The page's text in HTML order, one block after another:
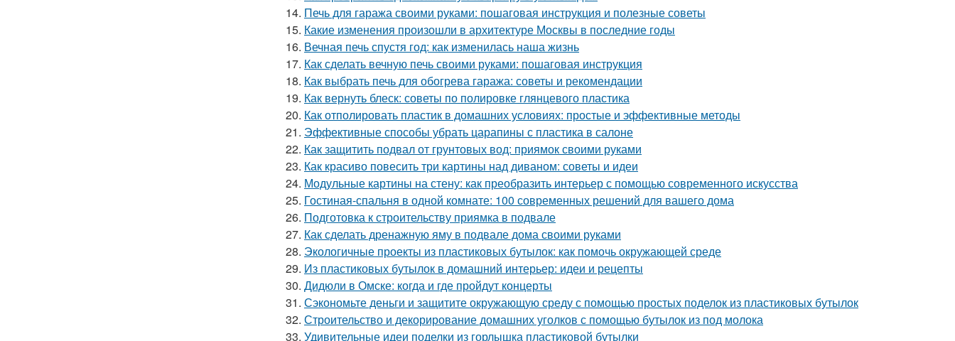
14. Печь для гаража своими руками: пошаговая инструкция и полезные советы
15. Какие изменения произошли в архитектуре Москвы в последние годы
16. Вечная печь спустя год: как изменилась наша жизнь
17. Как сделать вечную печь своими руками: пошаговая инструкция
18. Как выбрать печь для обогрева гаража: советы и рекомендации
19. Как вернуть блеск: советы по полировке глянцевого пластика
20. Как отполировать пластик в домашних условиях: простые и эффективные методы
21. Эффективные способы убрать царапины с пластика в салоне
22. Как защитить подвал от грунтовых вод: приямок своими руками
23. Как красиво повесить три картины над диваном: советы и идеи
24. Модульные картины на стену: как преобразить интерьер с помощью современного искусства
25. Гостиная-спальня в одной комнате: 100 современных решений для вашего дома
26. Подготовка к строительству приямка в подвале
27. Как сделать дренажную яму в подвале дома своими руками
28. Экологичные проекты из пластиковых бутылок: как помочь окружающей среде
29. Из пластиковых бутылок в домашний интерьер: идеи и рецепты
30. Дидюли в Омске: когда и где пройдут концерты
31. Сэкономьте деньги и защитите окружающую среду с помощью простых поделок из пластиковых бутылок
32. Строительство и декорирование домашних уголков с помощью бутылок из под молока
33. Удивительные идеи поделки из горлышка пластиковой бутылки